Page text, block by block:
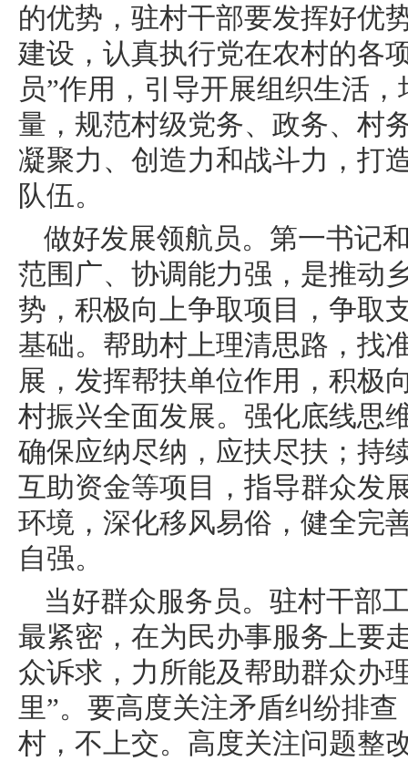
的优势，驻村干部要发挥好优
建设，认真执行党在农村的各
员”作用，引导开展组织生活
量，规范村级党务、政务、村
凝聚力、创造力和战斗力，打
队伍。
做好发展领航员。第一书记
范围广、协调能力强，是推动
势，积极向上争取项目，争取
基础。帮助村上理清思路，找
展，发挥帮扶单位作用，积极
村振兴全面发展。强化底线思
确保应纳尽纳，应扶尽扶；持
互助资金等项目，指导群众发
环境，深化移风易俗，健全完
自强。
当好群众服务员。驻村干部
最紧密，在为民办事服务上要
众诉求，力所能及帮助群众办
里”。要高度关注矛盾纠纷排
村，不上交。高度关注问题整